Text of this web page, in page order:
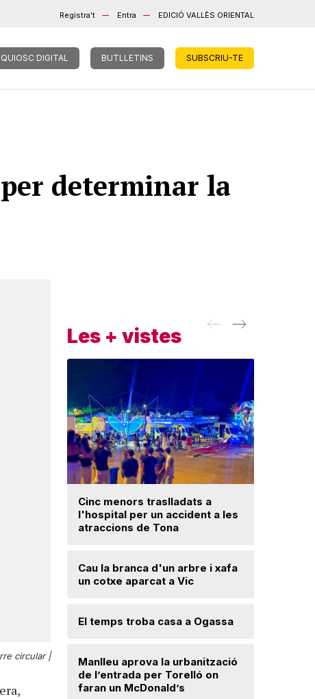
Registra't Entra EDICIÓ VALLÈS ORIENTAL
QUIOSC DIGITAL BUTLLETINS SUBSCRIU-TE
determinar la
circular |
Les + vistes
Cinc menors traslladats a
l'hospital per un accident a les
atraccions de Tona
Cau la branca d'un arbre i xafa
un cotxe aparcat a Vic
El temps troba casa a Ogassa
Manlleu aprova la urbanització
de l’entrada per Torelló on
faran un McDonald’s